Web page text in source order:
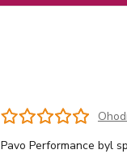
Pavo Performance byl